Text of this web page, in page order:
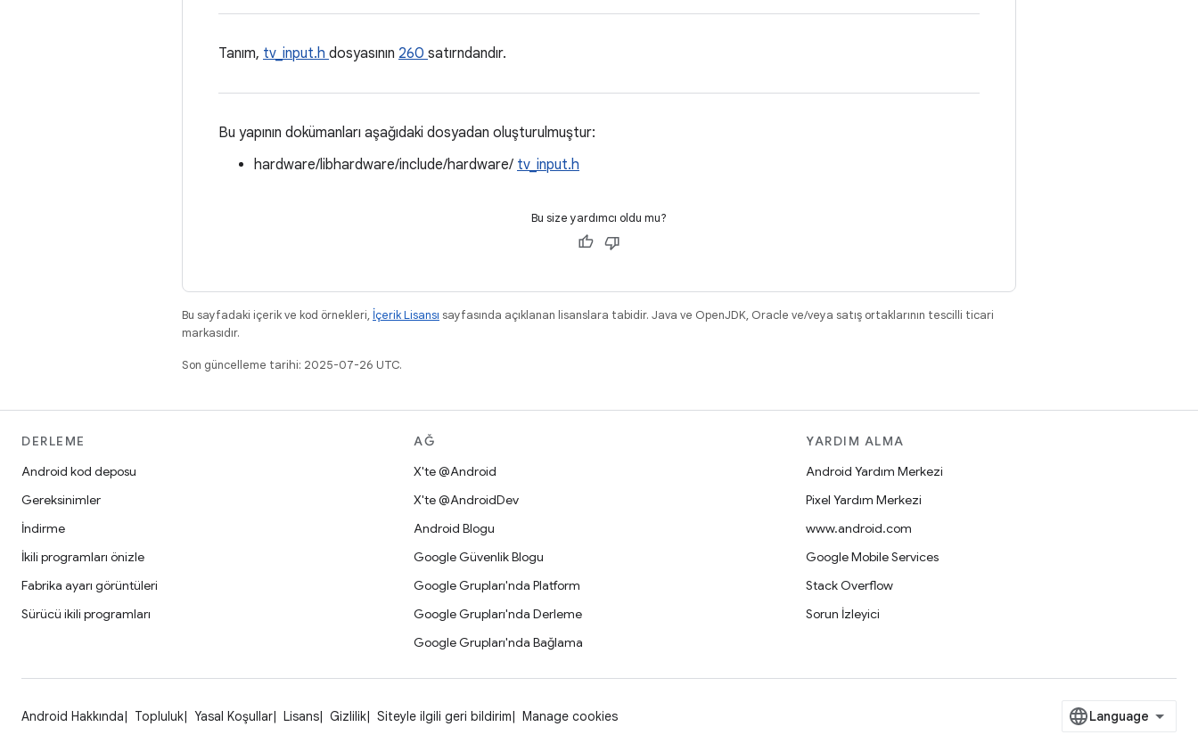
Tanım, tv_input.h dosyasının 260 satırndandır.
Bu yapının dokümanları aşağıdaki dosyadan oluşturulmuştur:
hardware/libhardware/include/hardware/ tv_input.h
Bu size yardımcı oldu mu?
Bu sayfadaki içerik ve kod örnekleri, İçerik Lisansı sayfasında açıklanan lisanslara tabidir. Java ve OpenJDK, Oracle ve/veya satış ortaklarının tescilli ticari
markasıdır.
Son güncelleme tarihi: 2025-07-26 UTC.
DERLEME
Android kod deposu
Gereksinimler
İndirme
İkili programları önizle
Fabrika ayarı görüntüleri
Sürücü ikili programları
AĞ
X'te @Android
X'te @AndroidDev
Android Blogu
Google Güvenlik Blogu
Google Grupları'nda Platform
Google Grupları'nda Derleme
Google Grupları'nda Bağlama
YARDIM ALMA
Android Yardım Merkezi
Pixel Yardım Merkezi
www.android.com
Google Mobile Services
Stack Overflow
Sorun İzleyici
Android Hakkında Topluluk Yasal Koşullar Lisans Gizlilik Siteyle ilgili geri bildirim Manage cookies